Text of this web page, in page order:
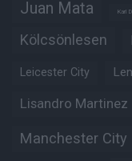
Juan Mata Karl
Kölcsönlesen
Leicester City
Lisandro Martinez
Manchester City